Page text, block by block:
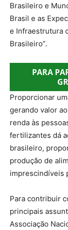
Brasileiro e
Brasil e as
e Infraestrutura
Brasileiro”.
PARA
Proporcionar
gerando valor
renda às
fertilizantes dá
brasileiro,
produção de
imprescindíveis
Para contribuir
principais
Associação